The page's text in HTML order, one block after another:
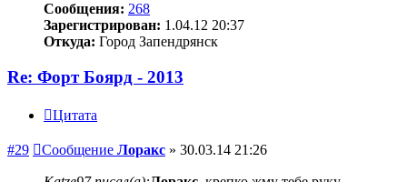
Сообщения: 268
Зарегистрирован: 1.04.12 20:37
Откуда: Город Запендрянск
Re: Форт Боярд - 2013
Цитата
#29 Сообщение Лоракс » 30.03.14 21:26